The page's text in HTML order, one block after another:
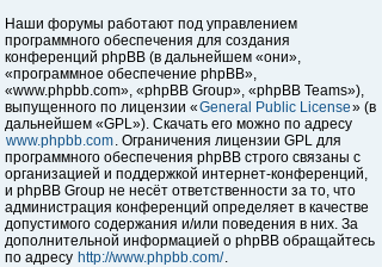
Наши форумы работают под управлением
программного обеспечения для создания
конференций phpBB (в дальнейшем «они»,
«программное обеспечение phpBB»,
«www.phpbb.com», «phpBB Group», «phpBB Teams»),
выпущенного по лицензии «General Public License» (в
дальнейшем «GPL»). Скачать его можно по адресу
www.phpbb.com. Ограничения лицензии GPL для
программного обеспечения phpBB строго связаны с
организацией и поддержкой интернет-конференций,
и phpBB Group не несёт ответственности за то, что
администрация конференций определяет в качестве
допустимого содержания и/или поведения в них. За
дополнительной информацией о phpBB обращайтесь
по адресу http://www.phpbb.com/.